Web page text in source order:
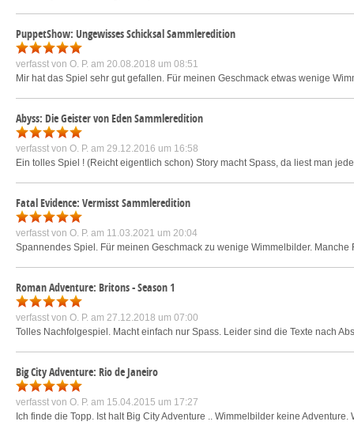
PuppetShow: Ungewisses Schicksal Sammleredition
verfasst von O. P. am 20.08.2018 um 08:51
Mir hat das Spiel sehr gut gefallen. Für meinen Geschmack etwas wenige
Abyss: Die Geister von Eden Sammleredition
verfasst von O. P. am 29.12.2016 um 16:58
Ein tolles Spiel ! (Reicht eigentlich schon) Story macht Spass, da liest man
Fatal Evidence: Vermisst Sammleredition
verfasst von O. P. am 11.03.2021 um 20:04
Spannendes Spiel. Für meinen Geschmack zu wenige Wimmelbilder.
Roman Adventure: Britons - Season 1
verfasst von O. P. am 27.12.2018 um 07:00
Tolles Nachfolgespiel. Macht einfach nur Spass. Leider sind die Texte nach
Big City Adventure: Rio de Janeiro
verfasst von O. P. am 15.04.2015 um 17:27
Ich finde die Topp. Ist halt Big City Adventure .. Wimmelbilder keine